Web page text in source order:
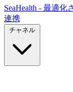
SeaHealth - 最適化
連携
チャネル